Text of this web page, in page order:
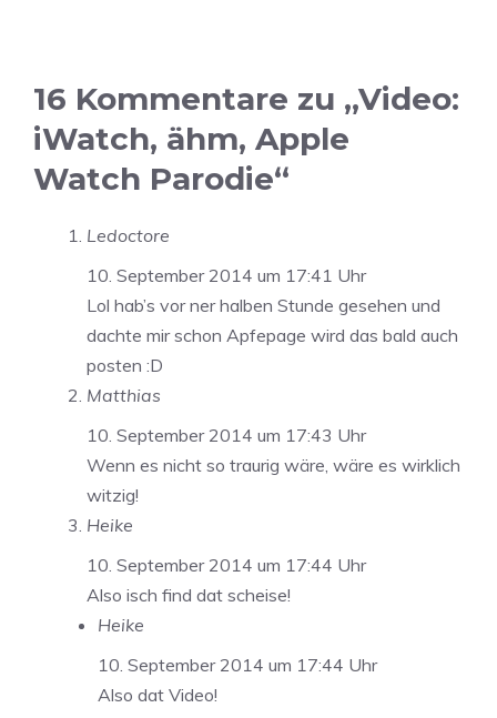
16 Kommentare zu „Video:
iWatch, ähm, Apple
Watch Parodie“
Ledoctore
10. September 2014 um 17:41 Uhr
Lol hab’s vor ner halben Stunde gesehen und
dachte mir schon Apfepage wird das bald auch
posten :D
Matthias
10. September 2014 um 17:43 Uhr
Wenn es nicht so traurig wäre, wäre es wirklich
witzig!
Heike
10. September 2014 um 17:44 Uhr
Also isch find dat scheise!
Heike
10. September 2014 um 17:44 Uhr
Also dat Video!